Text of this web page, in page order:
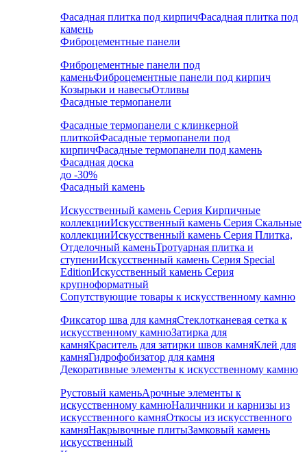
Фасадная плитка под кирпичФасадная плитка под
камень
Фиброцементные панели
Фиброцементные панели под
каменьФиброцементные панели под кирпич
Козырьки и навесыОтливы
Фасадные термопанели
Фасадные термопанели с клинкерной
плиткойФасадные термопанели под
кирпичФасадные термопанели под камень
Фасадная доска
до -30%
Фасадный камень
Искусственный камень Серия Кирпичные
коллекцииИскусственный камень Серия Скальные
коллекцииИскусственный камень Серия Плитка,
Отделочный каменьТротуарная плитка и
ступениИскусственный камень Серия Special
EditionИскусственный камень Серия
крупноформатный
Сопутствующие товары к искусственному камню
Фиксатор шва для камняСтеклотканевая сетка к
искусственному камнюЗатирка для
камняКраситель для затирки швов камняКлей для
камняГидрофобизатор для камня
Декоративные элементы к искусственному камню
Рустовый каменьАрочные элементы к
искусственному камнюНаличники и карнизы из
искусственного камняОткосы из искусственного
камняНакрывочные плитыЗамковый камень
искусственный